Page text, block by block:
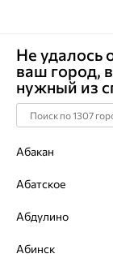
Главная Каталог
Цепь,
3D0,50
Артикул:
Не удалось
ваш город,
нужный из
Абакан
Абатское
Абдулино
Абинск